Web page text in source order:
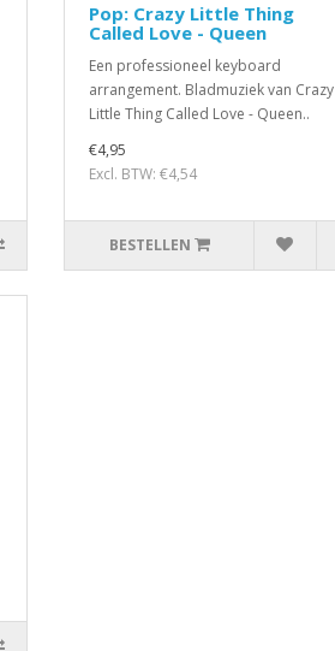
Pop: Crazy Little Thing
Called Love - Queen
Een professioneel keyboard
arrangement. Bladmuziek van Crazy
Little Thing Called Love - Queen..
€4,95
Excl. BTW: €4,54
BESTELLEN